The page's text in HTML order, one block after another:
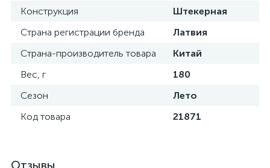
Конструкция
Штекерная
Страна регистрации бренда
Латвия
Страна-производитель товара
Китай
Вес, г
180
Сезон
Лето
Код товара
21871
Отзывы